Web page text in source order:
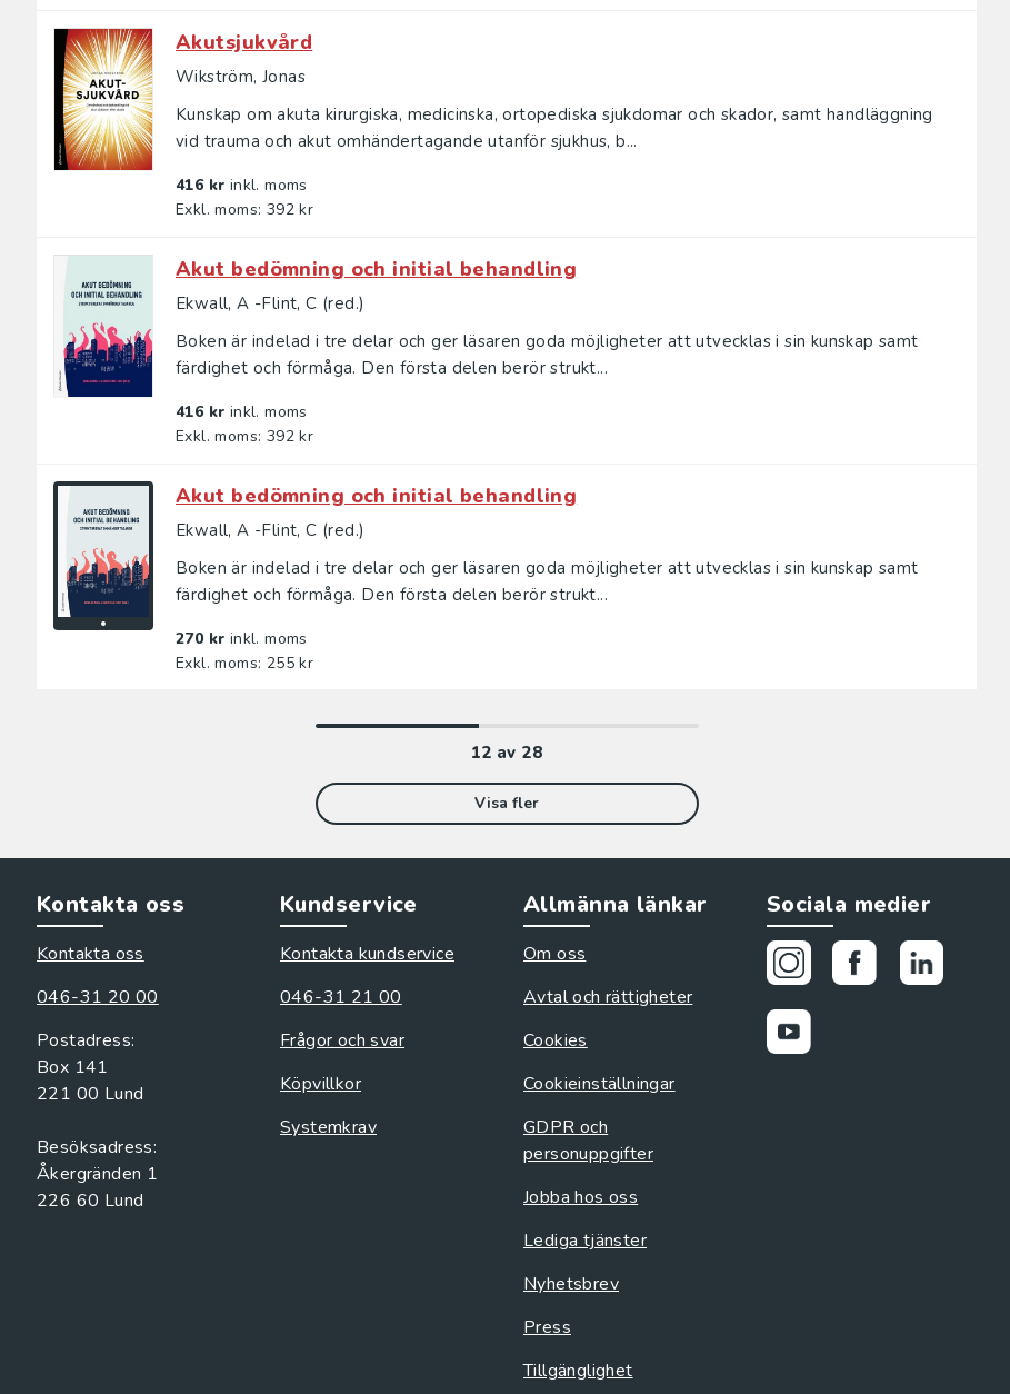
Akutsjukvård
Wikström, Jonas
Kunskap om akuta kirurgiska, medicinska, ortopediska sjukdomar och skador, samt handläggning
vid trauma och akut omhändertagande utanför sjukhus, b...
416 kr inkl. moms
Exkl. moms: 392 kr
Akut bedömning och initial behandling
Ekwall, A -Flint, C (red.)
Boken är indelad i tre delar och ger läsaren goda möjligheter att utvecklas i sin kunskap samt
färdighet och förmåga. Den första delen berör strukt...
416 kr inkl. moms
Exkl. moms: 392 kr
Akut bedömning och initial behandling
Ekwall, A -Flint, C (red.)
Boken är indelad i tre delar och ger läsaren goda möjligheter att utvecklas i sin kunskap samt
färdighet och förmåga. Den första delen berör strukt...
270 kr inkl. moms
Exkl. moms: 255 kr
12 av 28
Visa fler
Kontakta oss
Kontakta oss
046-31 20 00
Postadress:
Box 141
221 00 Lund
Besöksadress:
Åkergränden 1
Kundservice
Kontakta kundservice
046-31 21 00
Frågor och svar
Köpvillkor
Systemkrav
Allmänna länkar
Om oss
Avtal och rättigheter
Cookies
Cookieinställningar
GDPR och
personuppgifter
Jobba hos oss
Lediga tjänster
Nyhetsbrev
Press
Tillgänglighet
Sociala medier